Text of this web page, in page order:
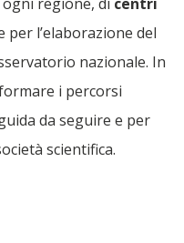
per l’elaborazione del
nazionale. In
i percorsi
da seguire e per
scientifica.